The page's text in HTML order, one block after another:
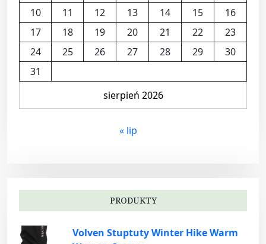
sierpień 2026
10
11 12 13 14 15
16
17
18 19 20 21 22
23
24
25 26 27 28 29
30
31
« lip
PRODUKTY
Volven Stuptuty Winter Hike Warm